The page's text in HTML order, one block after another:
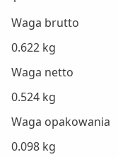
Waga brutto
0.622 kg
Waga netto
0.524 kg
Waga opakowania
0.098 kg